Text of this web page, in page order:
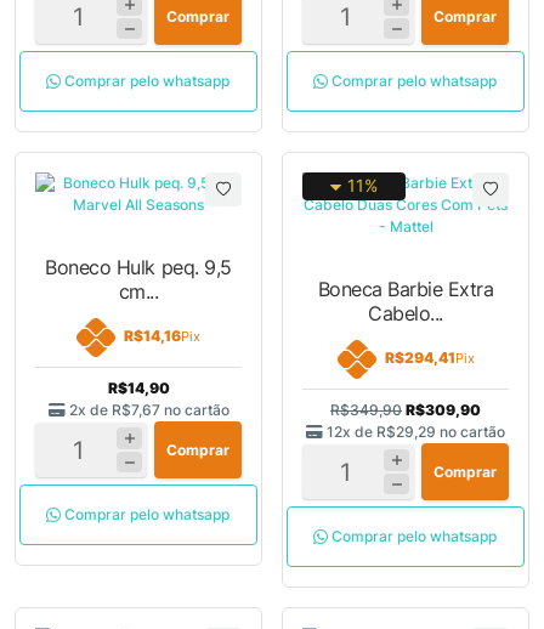
Comprar
Comprar pelo whatsapp
Comprar
Comprar pelo whatsapp
Boneco Hulk peq. 9,5
cm...
R$14,16Pix
R$14,90
2x de R$7,67 no cartão
Comprar
Comprar pelo whatsapp
11%
Boneca Barbie Extra
Cabelo...
R$294,41Pix
R$349,90 R$309,90
12x de R$29,29 no cartão
Comprar
Comprar pelo whatsapp